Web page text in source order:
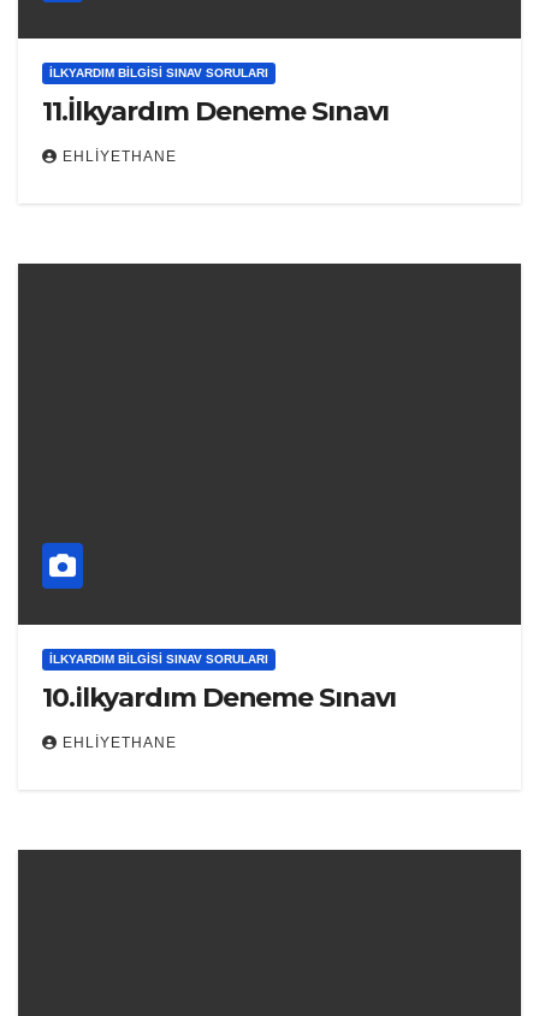
İLKYARDIM BILGISI SINAV SORULARI
11.İlkyardım Deneme Sınavı
EHLIYETHANE
İLKYARDIM BILGISI SINAV SORULARI
10.ilkyardım Deneme Sınavı
EHLIYETHANE